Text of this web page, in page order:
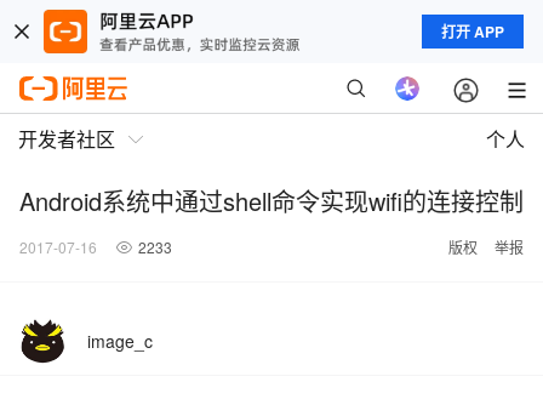
打开 APP
开发者社区 个人
Android系统中通过shell命令实现wifi的连接控制
2017-07-16 2233 版权 举报
image_c